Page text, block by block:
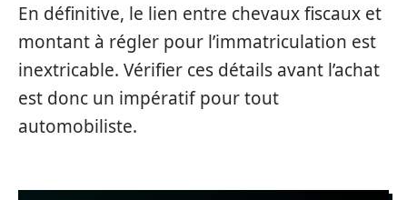
En définitive, le lien entre chevaux fiscaux et
montant à régler pour l’immatriculation est
inextricable. Vérifier ces détails avant l’achat
est donc un impératif pour tout
automobiliste.